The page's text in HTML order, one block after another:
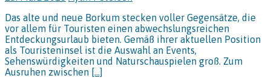
Das alte und neue Borkum stecken voller Gegensätze, die
vor allem für Touristen einen abwechslungsreichen
Entdeckungsurlaub bieten. Gemäß ihrer aktuellen Position
als Touristeninsel ist die Auswahl an Events,
Sehenswürdigkeiten und Naturschauspielen groß. Zum
Ausruhen zwischen […]